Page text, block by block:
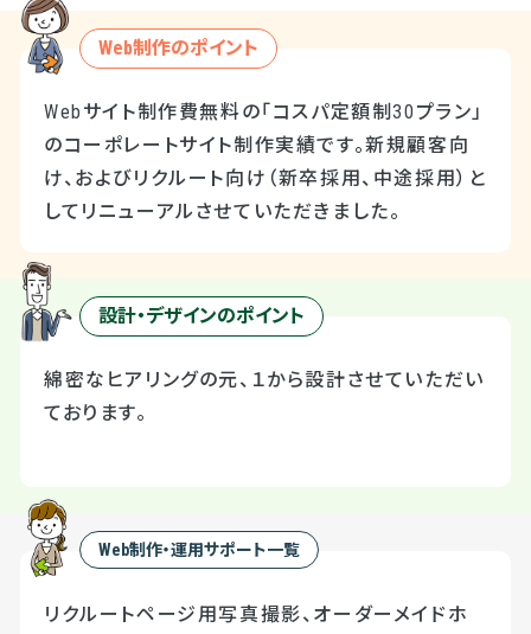
Web制作のポイント
Webサイト制作費無料の「コスパ定額制30プラン」
のコーポレートサイト制作実績です。新規顧客向
け、およびリクルート向け（新卒採用、中途採用）と
してリニューアルさせていただきました。
設計・デザインのポイント
綿密なヒアリングの元、１から設計させていただい
ております。
Web制作・運用サポート一覧
リクルートページ用写真撮影、オーダーメイドホ